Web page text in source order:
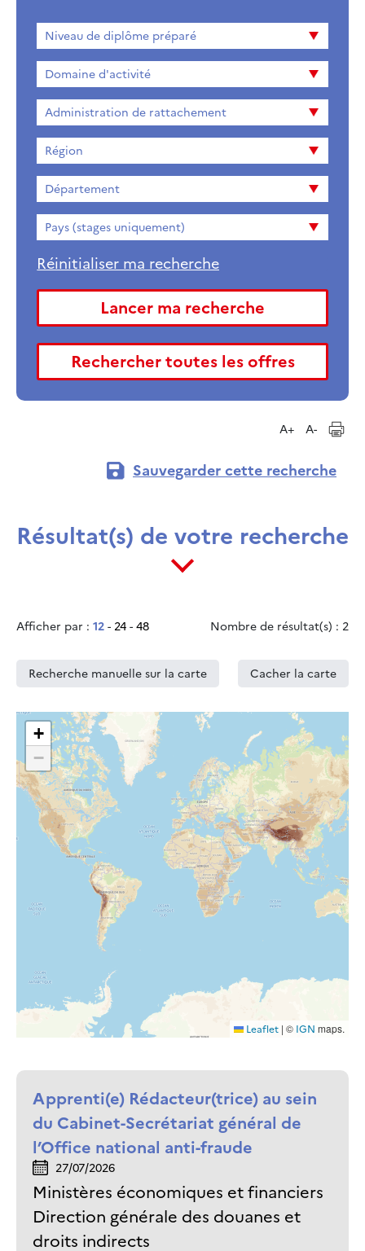
Niveau
de
diplome
préparé
Niveau de diplôme préparé
Domaine d'activité
Administration de rattachement
Région
Département
Pays (stages uniquement)
A+ A-
Sauvegarder cette recherche
Résultat(s) de votre recherche
Afficher par : 12 - 24 - 48 Nombre de résultat(s) : 2
Recherche manuelle sur la carte Cacher la carte
+
−
Leaflet | © IGN maps.
Apprenti(e) Rédacteur(trice) au sein
du Cabinet-Secrétariat général de
l’Office national anti-fraude
27/07/2026
Ministères économiques et financiers
Direction générale des douanes et
droits indirects